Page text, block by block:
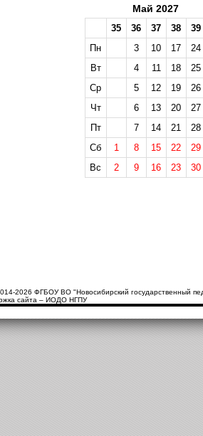
Май 2027
35 36 37 38
39
Пн
3 10 17
24
Вт
4 11 18
25
Ср
5 12 19
26
Чт
6 13 20
27
Пт
7 14 21
28
Сб
1 8 15 22
29
Вс
2 9 16 23 30
2026 ФГБОУ ВО "Новосибирский государственный
сайта – ИОДО НГПУ